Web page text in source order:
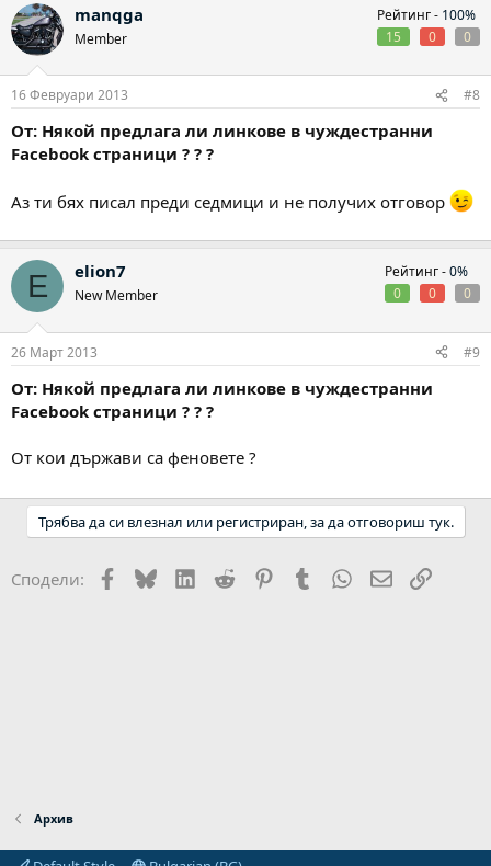
manqga
Member
Рейтинг - 100%
15
0 0
16 Февруари 2013 #8
От: Някой предлага ли линкове в чуждестранни
Facebook страници ? ? ?
Аз ти бях писал преди седмици и не получих отговор
E elion7
New Member
Рейтинг -0%
0
0 0
26 Март 2013 #9
От: Някой предлага ли линкове в чуждестранни
Facebook страници ? ? ?
От кои държави са феновете ?
Трябва да си влезнал или регистриран, за да отговориш тук.
Сподели: Facebook
BlueskyLinkedIn
Reddit PinterestTumblr WhatsApp
EmailLink
Архив